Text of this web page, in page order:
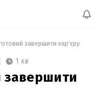
завершити кар'єру
1 хв
завершити